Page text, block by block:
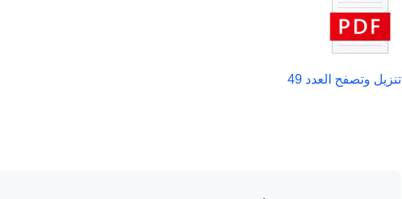
تنزيل وتصفح العدد 49